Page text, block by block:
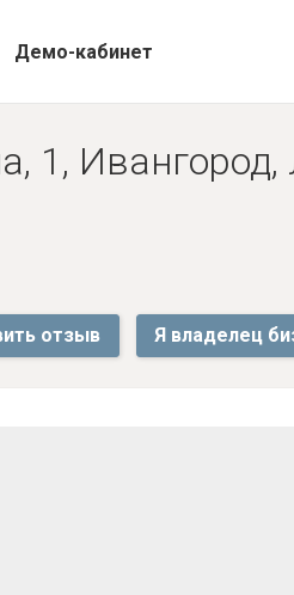
Демо-кабинет
1, Ивангород,
отзыв Я владелец